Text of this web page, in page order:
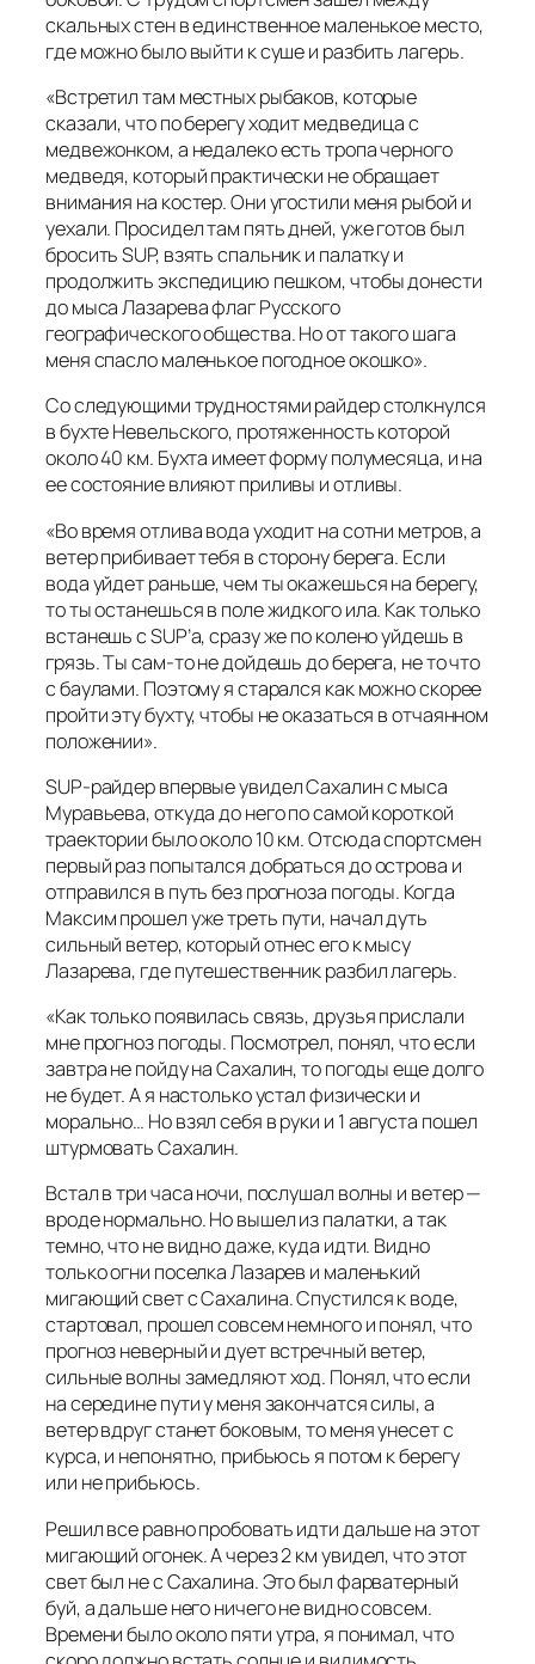
скальных стен в единственное маленькое место,
где можно было выйти к суше и разбить лагерь.
«Встретил там местных рыбаков, которые
сказали, что по берегу ходит медведица с
медвежонком, а недалеко есть тропа черного
медведя, который практически не обращает
внимания на костер. Они угостили меня рыбой и
уехали. Просидел там пять дней, уже готов был
бросить SUP, взять спальник и палатку и
продолжить экспедицию пешком, чтобы донести
до мыса Лазарева флаг Русского
географического общества. Но от такого шага
меня спасло маленькое погодное окошко».
Со следующими трудностями райдер столкнулся
в бухте Невельского, протяженность которой
около 40 км. Бухта имеет форму полумесяца, и на
ее состояние влияют приливы и отливы.
«Во время отлива вода уходит на сотни метров, а
ветер прибивает тебя в сторону берега. Если
вода уйдет раньше, чем ты окажешься на берегу,
то ты останешься в поле жидкого ила. Как только
встанешь с SUP’а, сразу же по колено уйдешь в
грязь. Ты сам-то не дойдешь до берега, не то что
с баулами. Поэтому я старался как можно скорее
пройти эту бухту, чтобы не оказаться в отчаянном
положении».
SUP-райдер впервые увидел Сахалин с мыса
Муравьева, откуда до него по самой короткой
траектории было около 10 км. Отсюда спортсмен
первый раз попытался добраться до острова и
отправился в путь без прогноза погоды. Когда
Максим прошел уже треть пути, начал дуть
сильный ветер, который отнес его к мысу
Лазарева, где путешественник разбил лагерь.
«Как только появилась связь, друзья прислали
мне прогноз погоды. Посмотрел, понял, что если
завтра не пойду на Сахалин, то погоды еще долго
не будет. А я настолько устал физически и
морально… Но взял себя в руки и 1 августа пошел
штурмовать Сахалин.
Встал в три часа ночи, послушал волны и ветер —
вроде нормально. Но вышел из палатки, а так
темно, что не видно даже, куда идти. Видно
только огни поселка Лазарев и маленький
мигающий свет с Сахалина. Спустился к воде,
стартовал, прошел совсем немного и понял, что
прогноз неверный и дует встречный ветер,
сильные волны замедляют ход. Понял, что если
на середине пути у меня закончатся силы, а
ветер вдруг станет боковым, то меня унесет с
курса, и непонятно, прибьюсь я потом к берегу
или не прибьюсь.
Решил все равно пробовать идти дальше на этот
мигающий огонек. А через 2 км увидел, что этот
свет был не с Сахалина. Это был фарватерный
буй, а дальше него ничего не видно совсем.
Времени было около пяти утра, я понимал, что